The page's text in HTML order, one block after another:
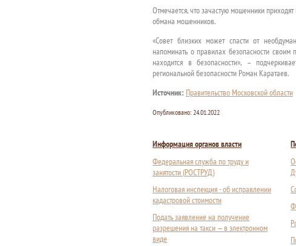
Отмечается, что зачастую мошенники
обмана мошенников.
«Совет близких может спасти от
напоминать о правилах безопасности
находится в безопасности», –
региональной безопасности Роман Каратаев.
Источник: Правительство Московской области
Опубликовано: 24.01.2022
Информация органов власти
Федеральная служба по труду и
занятости (РОСТРУД)
Налоговая инспекция - об исправлении
кадастровой стоимости
Подать заявление на получение
разрешения на такси — в электронном
виде